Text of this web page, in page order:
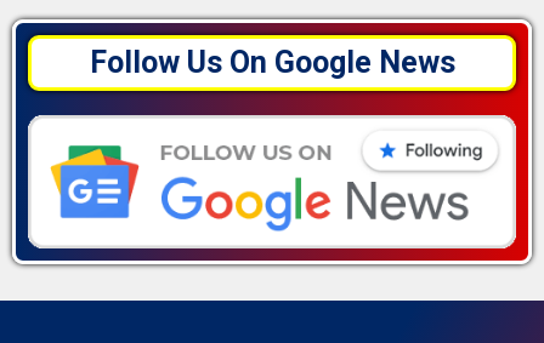
Follow Us On Google News